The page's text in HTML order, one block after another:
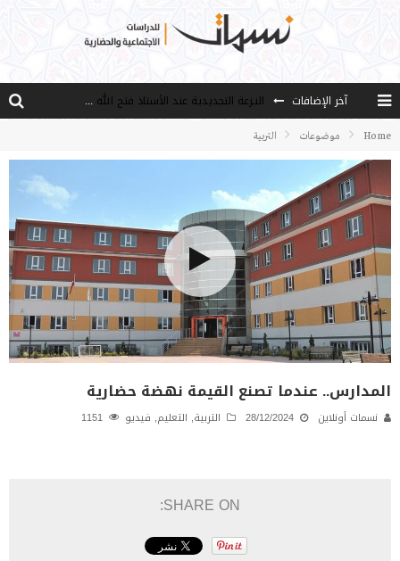
آخر الإضافات
مصادر العلم وسببه
Home موضوعات التربية
المدارس.. عندما تصنع القيمة نهضة حضارية
نسمات أونلاين 28/12/2024 التربية, التعليم, فيديو
SHARE ON: